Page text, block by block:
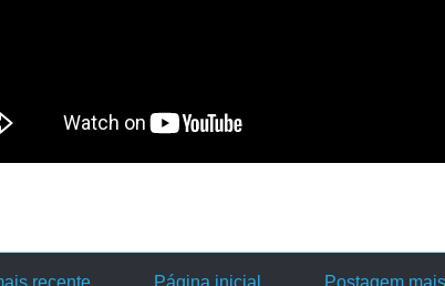
recente Postagem
Página inicial